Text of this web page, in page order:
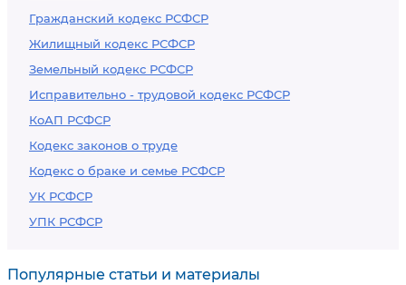
Гражданский кодекс РСФСР
Жилищный кодекс РСФСР
Земельный кодекс РСФСР
Исправительно - трудовой кодекс РСФСР
КоАП РСФСР
Кодекс законов о труде
Кодекс о браке и семье РСФСР
УК РСФСР
УПК РСФСР
Популярные статьи и материалы